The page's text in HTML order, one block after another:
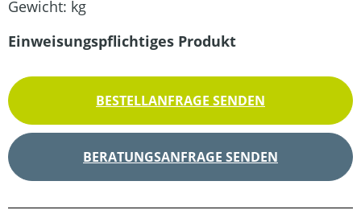
Gewicht: kg
Einweisungspflichtiges Produkt
BESTELLANFRAGE SENDEN
BERATUNGSANFRAGE SENDEN